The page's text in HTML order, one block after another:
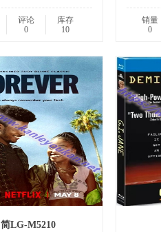
评论
0
库存
10
销量
0
简LG-M5210